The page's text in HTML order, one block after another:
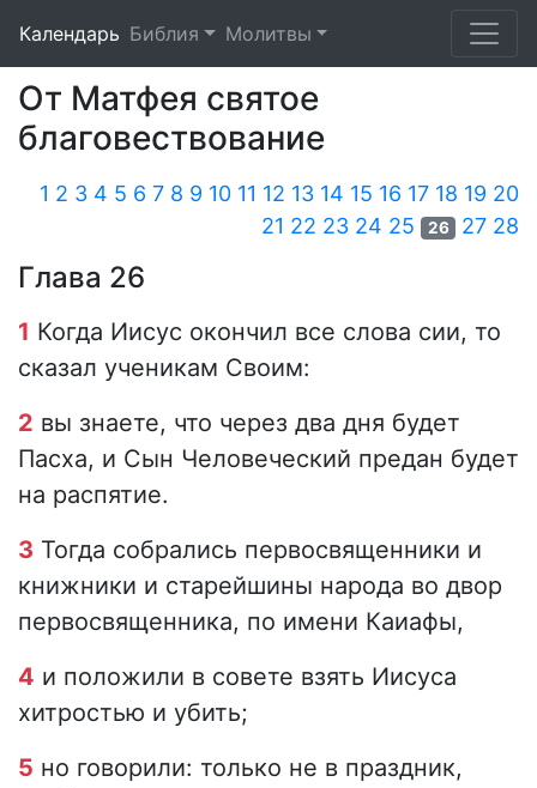
Календарь Библия Молитвы
От Матфея святое
благовествование
1 2 3 4 5 6 7 8 9 10 11 12 13 14 15 16 17 18 19 20
21 22 23 24 25 26 27 28
Глава 26
1 Когда Иисус окончил все слова сии, то
сказал ученикам Своим:
2 вы знаете, что через два дня будет
Пасха, и Сын Человеческий предан будет
на распятие.
3 Тогда собрались первосвященники и
книжники и старейшины народа во двор
первосвященника, по имени Каиафы,
4 и положили в совете взять Иисуса
хитростью и убить;
5 но говорили: только не в праздник,